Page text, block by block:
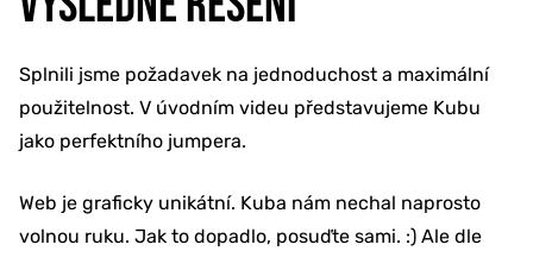
Splnili jsme požadavek na jednoduchost a maximální
použitelnost. V úvodním videu představujeme Kubu
jako perfektního jumpera.
Web je graficky unikátní. Kuba nám nechal naprosto
volnou ruku. Jak to dopadlo, posuďte sami. :) Ale dle